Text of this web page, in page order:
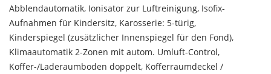
Abblendautomatik, Ionisator zur Luftreinigung, Isofix-
Aufnahmen für Kindersitz, Karosserie: 5-türig,
Kinderspiegel (zusätzlicher Innenspiegel für den Fond),
Klimaautomatik 2-Zonen mit autom. Umluft-Control,
Koffer-/Laderaumboden doppelt, Kofferraumdeckel /